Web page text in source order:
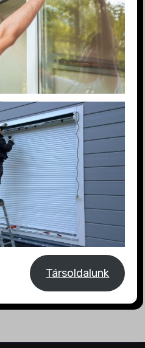
Társoldalunk